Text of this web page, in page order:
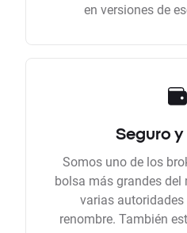
en versiones de
Seguro y
Somos uno de los
bolsa más grandes del
varias
renombre. También